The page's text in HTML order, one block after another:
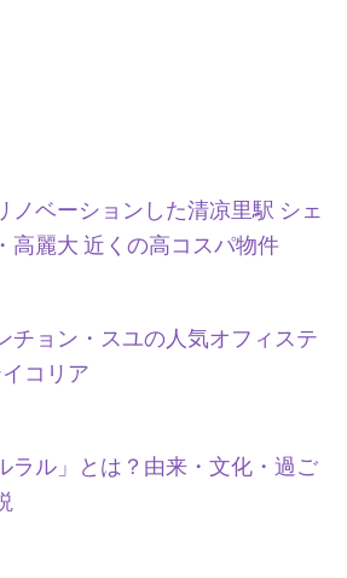
ノベーションした清凉里駅 シェ
高麗大 近くの高コスパ物件
チョン・スユの人気オフィステ
コリア
ラル」とは？由来・文化・過ご